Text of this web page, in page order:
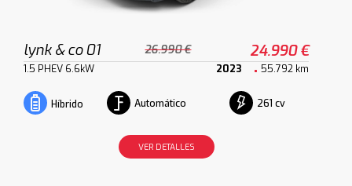
lynk & co 01 26.990 € 24.990 €
1.5 PHEV 6.6kW 2023 55.792 km
Híbrido Automático 261 cv
VER DETALLES